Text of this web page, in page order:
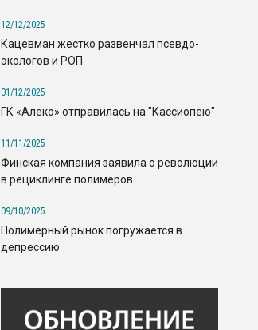
12/12/2025
Кацевман жестко развенчал псевдо-
экологов и РОП
01/12/2025
ГК «Алеко» отправилась на "Кассиопею"
11/11/2025
Финская компания заявила о революции
в рециклинге полимеров
09/10/2025
Полимерный рынок погружается в
депрессию